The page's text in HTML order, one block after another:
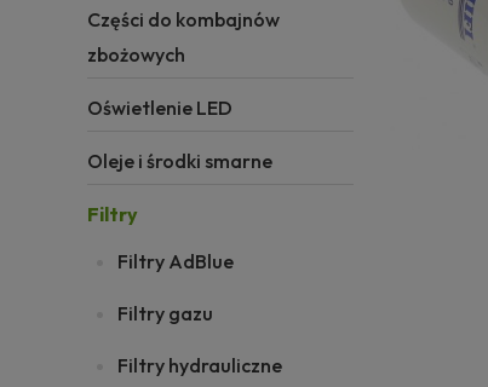
Części do kombajnów
zbożowych
Oświetlenie LED
Oleje i środki smarne
Filtry
Filtry AdBlue
Filtry gazu
Filtry hydrauliczne